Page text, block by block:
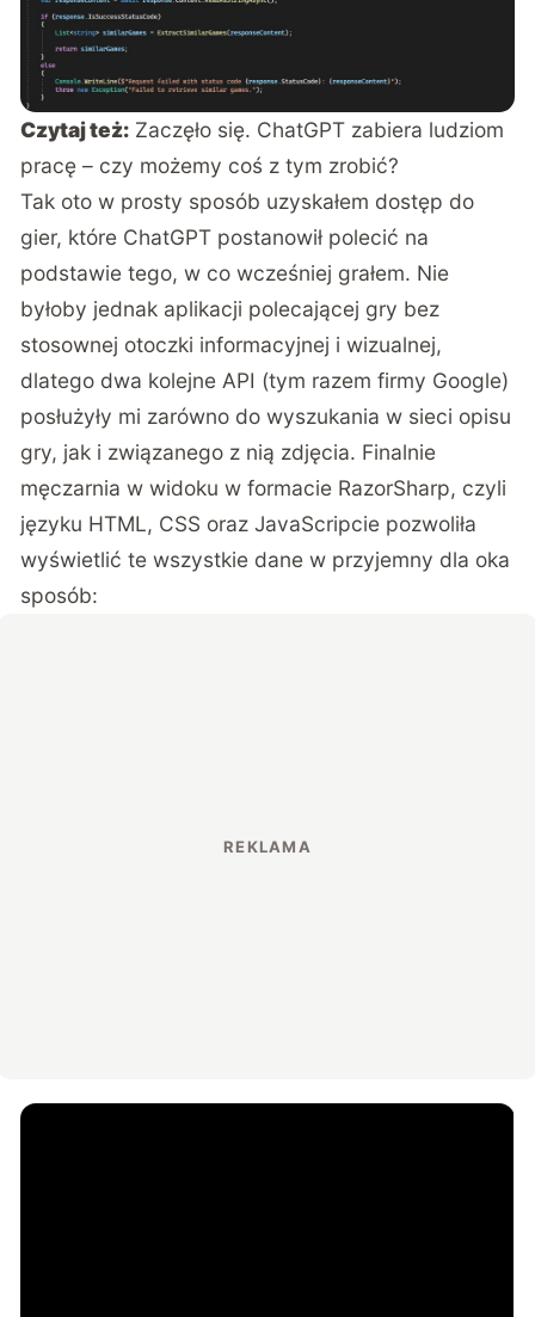
Czytaj też: Zaczęło się. ChatGPT zabiera ludziom
pracę – czy możemy coś z tym zrobić?
Tak oto w prosty sposób uzyskałem dostęp do
gier, które ChatGPT postanowił polecić na
podstawie tego, w co wcześniej grałem. Nie
byłoby jednak aplikacji polecającej gry bez
stosownej otoczki informacyjnej i wizualnej,
dlatego dwa kolejne API (tym razem firmy Google)
posłużyły mi zarówno do wyszukania w sieci opisu
gry, jak i związanego z nią zdjęcia. Finalnie
męczarnia w widoku w formacie RazorSharp, czyli
języku HTML, CSS oraz JavaScripcie pozwoliła
wyświetlić te wszystkie dane w przyjemny dla oka
sposób: